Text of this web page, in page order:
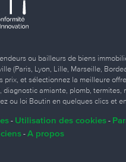
ou bailleurs de biens
(Paris, Lyon, Lille, Marseille,
prix, et sélectionnez la meilleure
diagnostic amiante, plomb,
ou loi Boutin en quelques clics et
- Utilisation des cookies -
- A propos